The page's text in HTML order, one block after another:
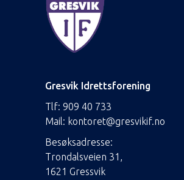
Gresvik Idrettsforening
Tlf: 909 40 733
Mail: kontoret@gresvikif.no
Besøksadresse:
Trondalsveien 31,
1621 Gressvik